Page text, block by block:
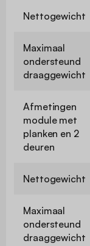
Nettogewicht
Maximaal
ondersteund
draaggewicht
Afmetingen
module met
planken en 2
deuren
Nettogewicht
Maximaal
ondersteund
draaggewicht